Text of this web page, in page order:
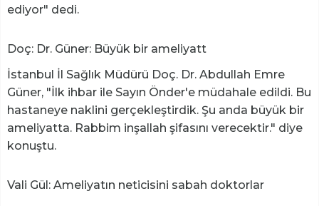
ediyor" dedi.
Doç: Dr. Güner: Büyük bir ameliyatt
İstanbul İl Sağlık Müdürü Doç. Dr. Abdullah Emre
Güner, "İlk ihbar ile Sayın Önder'e müdahale edildi. Bu
hastaneye naklini gerçekleştirdik. Şu anda büyük bir
ameliyatta. Rabbim inşallah şifasını verecektir." diye
konuştu.
Vali Gül: Ameliyatın neticisini sabah doktorlar